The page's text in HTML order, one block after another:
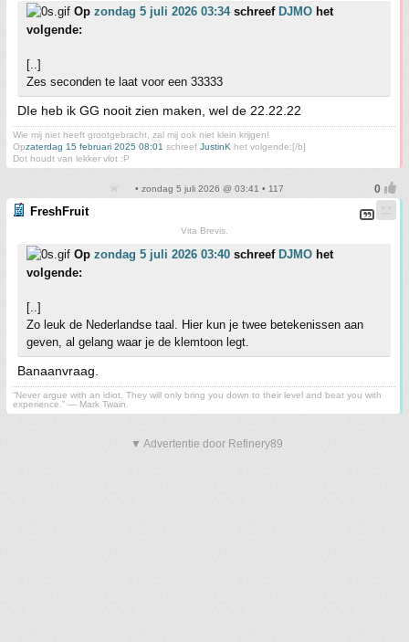
Op zondag 5 juli 2026 03:34schreef DJMO het
volgende:
[..]
Zes seconden te laat voor een 33333
DIe heb ik GG nooit zien maken, wel de 22.22.22
Wie mij niet heeft grootgebracht, zal mij ook niet klein krijgen!
Opzaterdag 15 februari 2025 08:01 schreef JustinK het volgende:[/b]
Dot houdt van lekker vlot :P
• zondag 5 juli 2026 @ 03:41 • 117
FreshFruit
Vita Brevis.
Op zondag 5 juli 2026 03:40 schreef DJMO het
volgende:
[..]
Zo leuk de Nederlandse taal. Hier kun je twee betekenissen aan
geven, al gelang waar je de klemtoon legt.
Banaanvraag.
“Never argue with an idiot. They will only bring you down to their level and beat you with
experience.” ― Mark Twain.
▼ Advertentie door Refinery89